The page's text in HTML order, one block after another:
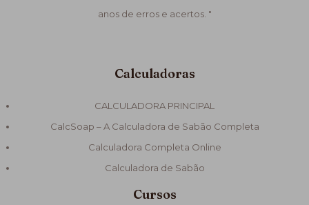
anos de erros e acertos. "
Calculadoras
CALCULADORA PRINCIPAL
CalcSoap – A Calculadora de Sabão Completa
Calculadora Completa Online
Calculadora de Sabão
Cursos